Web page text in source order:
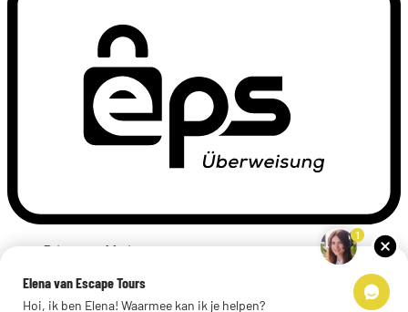
Privacyverklaring
Links
1
Elena van Escape Tours
Hoi, ik ben Elena! Waarmee kan ik je helpen?